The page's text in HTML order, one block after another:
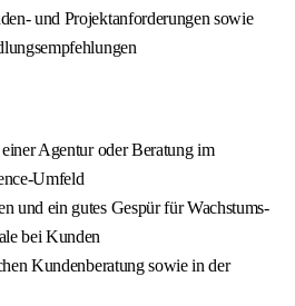
und Projektanforderungen sowie
Agentur oder Beratung im
Umfeld
und ein gutes Gespür für Wachstums-
bei Kunden
Kundenberatung sowie in der